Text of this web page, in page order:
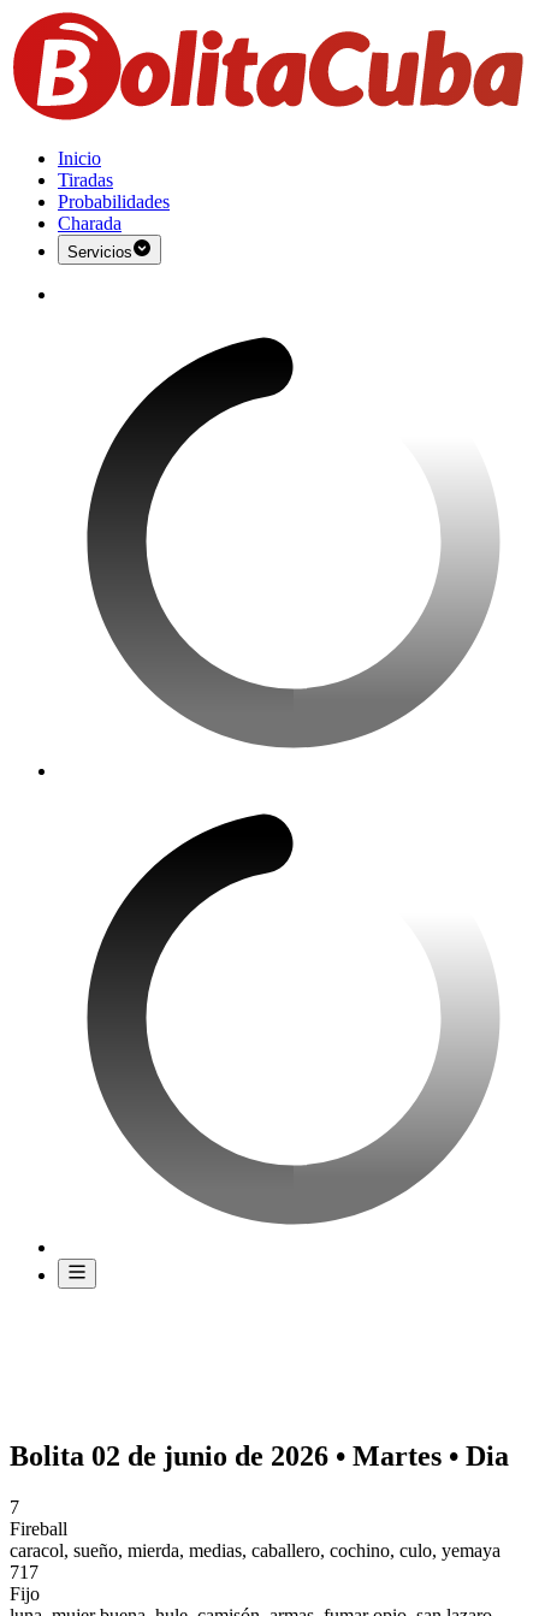
Inicio
Tiradas
Probabilidades
Charada
Servicios
Bolita 02 de junio de 2026 • Martes • Dia
7
Fireball
caracol, sueño, mierda, medias, caballero, cochino, culo, yemaya
717
Fijo